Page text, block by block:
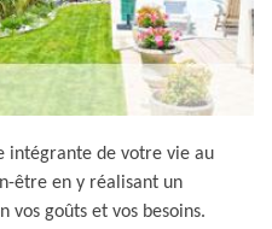
intégrante de votre vie au
être en y réalisant un
vos goûts et vos besoins.